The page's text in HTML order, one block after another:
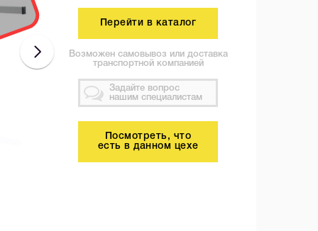
Перейти в каталог
Возможен самовывоз или доставка
транспортной компанией
Задайте вопрос
нашим специалистам
Посмотреть, что
есть в данном цехе